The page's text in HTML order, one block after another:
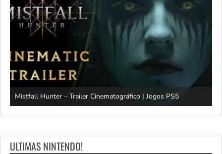
Mistfall Hunter – Trailer Cinematográfico | Jogos PS5
ULTIMAS NINTENDO!